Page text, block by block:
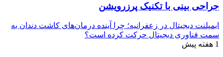
جراحی بینی با تکنیک پرزرویشن
ایمپلنت دیجیتال در زعفرانیه؛ چرا آینده درمان‌های کاشت دندان به
سمت فناوری دیجیتال حرکت کرده است؟
1 هفته پیش